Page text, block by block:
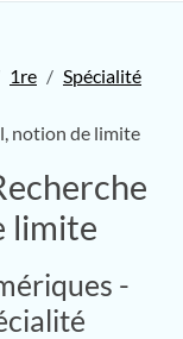
1re
Spécialité
notion de limite
limite
-